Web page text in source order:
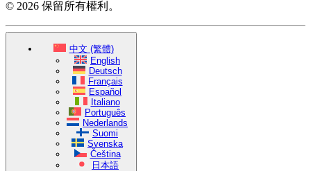
© 2026 保留所有權利。
中文 (繁體)
English
Deutsch
Français
Español
Italiano
Português
Nederlands
Suomi
Svenska
Čeština
日本語